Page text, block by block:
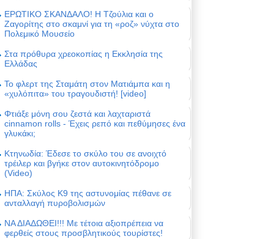
ΕΡΩΤΙΚΟ ΣΚΑΝΔΑΛΟ! Η Τζούλια και ο
Ζαγορίτης στο σκαμνί για τη «ροζ» νύχτα στο
Πολεμικό Μουσείο
Στα πρόθυρα χρεοκοπίας η Εκκλησία της
Ελλάδας
Το φλερτ της Σταμάτη στον Ματιάμπα και η
«χυλόπιτα» του τραγουδιστή! [video]
Φτιάξε μόνη σου ζεστά και λαχταριστά
cinnamon rolls - Έχεις ρεπό και πεθύμησες ένα
γλυκάκι;
Κτηνωδία: Έδεσε το σκύλο του σε ανοιχτό
τρέιλερ και βγήκε στον αυτοκινητόδρομο
(Video)
ΗΠΑ: Σκύλος Κ9 της αστυνομίας πέθανε σε
ανταλλαγή πυροβολισμών
ΝΑ ΔΙΑΔΩΘΕΙ!!! Με τέτοια αξιοπρέπεια να
φερθείς στους προσβλητικούς τουρίστες!